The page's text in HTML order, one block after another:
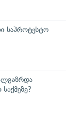
საპროტესტო